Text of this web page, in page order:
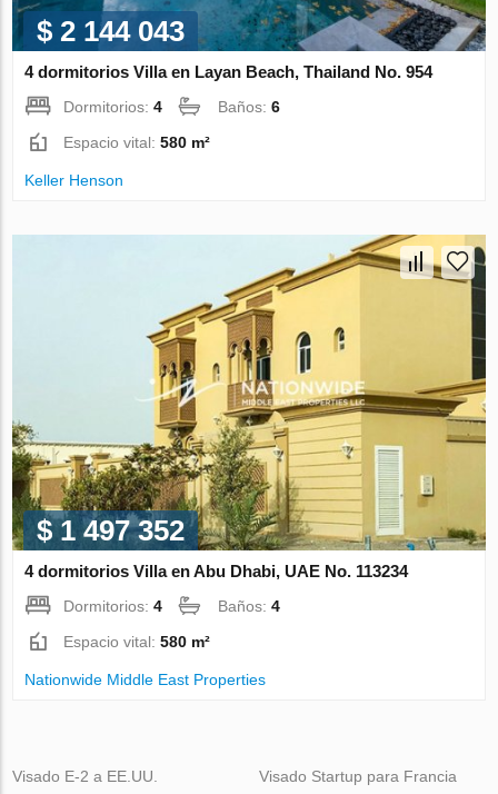
$ 2 144 043
4 dormitorios Villa en Layan Beach, Thailand No. 954
Dormitorios:4 Baños:6
Espacio vital:580 m²
Keller Henson
$ 1 497 352
4 dormitorios Villa en Abu Dhabi, UAE No. 113234
Dormitorios:4 Baños:4
Espacio vital:580 m²
Nationwide Middle East Properties
Visado E-2 a EE.UU.
Visado Startup para Francia